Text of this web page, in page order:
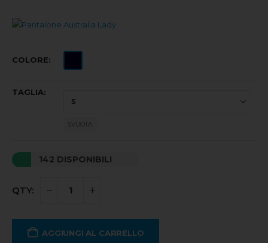
COLORE
TAGLIA
SVUOTA
142 DISPONIBILI
AGGIUNGI AL CARRELLO